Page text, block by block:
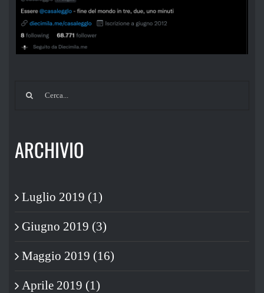
Cerca
ARCHIVIO
Luglio 2019 (1)
Giugno 2019 (3)
Maggio 2019 (16)
Aprile 2019 (1)